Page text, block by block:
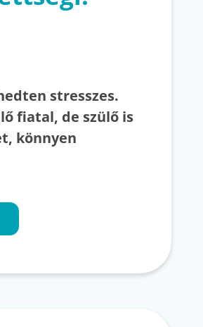
stresszes.
fiatal, de szülő is
könnyen